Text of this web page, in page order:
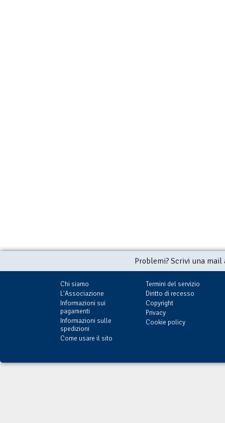
Problemi? Scrivi una
Chi siamo
L'Associazione
Informazioni sui
pagamenti
Informazioni sulle
spedizioni
Come usare il sito
Termini del servizio
Diritto di recesso
Copyright
Privacy
Cookie policy